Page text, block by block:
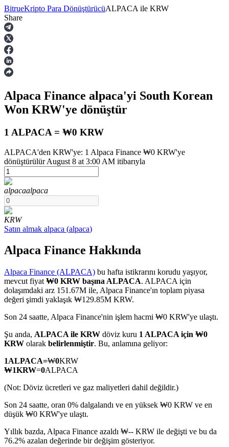
Vadeli İşlemler
USDT Vadeli İşlemleri
COIN-M Vadeli İşlemleri
Kripto Para Vadeli İşlemleri
TradFi
Hisse senetleri, döviz, değerli metaller ve emtia türevleri
BitrueKripto Para DönüştürücüALPACA ile KRW
Share
Alpaca Finance alpaca'yi South Korean
Won KRW'ye dönüştür
1 ALPACA = ₩0 KRW
ALPACA'den KRW'ye: 1 Alpaca Finance ₩0 KRW'ye
dönüştürülür August 8 at 3:00 AM itibarıyla
alpacaalpaca
KRW
Satın almak alpaca (alpaca)
Alpaca Finance Hakkında
Alpaca Finance (ALPACA) bu hafta istikrarını korudu yaşıyor,
mevcut fiyat ₩0 KRW başına ALPACA. ALPACA için
dolaşımdaki arz 151.67M ile, Alpaca Finance'ın toplam piyasa
değeri şimdi yaklaşık ₩129.85M KRW.
Son 24 saatte, Alpaca Finance'nin işlem hacmi ₩0 KRW'ye ulaştı.
Şu anda, ALPACA ile KRW döviz kuru 1 ALPACA için ₩0
KRW olarak belirlenmiştir. Bu, anlamına geliyor:
1ALPACA=₩0KRW
₩1KRW=0ALPACA
(Not: Döviz ücretleri ve gaz maliyetleri dahil değildir.)
Son 24 saatte, oran 0% dalgalandı ve en yüksek ₩0 KRW ve en
düşük ₩0 KRW'ye ulaştı.
Yıllık bazda, Alpaca Finance azaldı ₩-- KRW ile değişti ve bu da
76.2% azalan değerinde bir değişim gösteriyor.